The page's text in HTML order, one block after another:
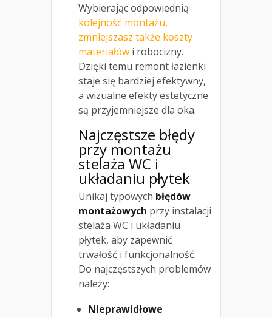
Wybierając odpowiednią
kolejność montażu,
zmniejszasz także koszty
materiałów i robocizny.
Dzięki temu remont łazienki
staje się bardziej efektywny,
a wizualne efekty estetyczne
są przyjemniejsze dla oka.
Najczęstsze błędy
przy montażu
stelaża WC i
układaniu płytek
Unikaj typowych błędów
montażowych przy instalacji
stelaża WC i układaniu
płytek, aby zapewnić
trwałość i funkcjonalność.
Do najczęstszych problemów
należy:
Nieprawidłowe